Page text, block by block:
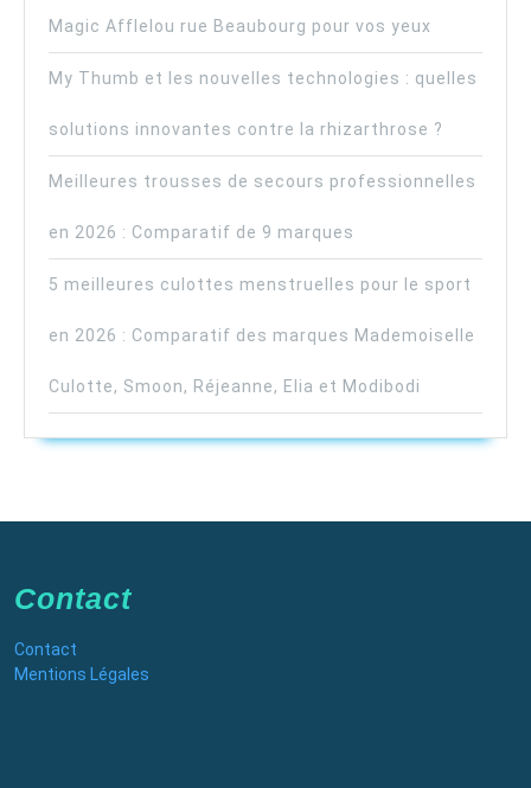
Magic Afflelou rue Beaubourg pour vos yeux
My Thumb et les nouvelles technologies : quelles
solutions innovantes contre la rhizarthrose ?
Meilleures trousses de secours professionnelles
en 2026 : Comparatif de 9 marques
5 meilleures culottes menstruelles pour le sport
en 2026 : Comparatif des marques Mademoiselle
Culotte, Smoon, Réjeanne, Elia et Modibodi
Contact
Contact
Mentions Légales